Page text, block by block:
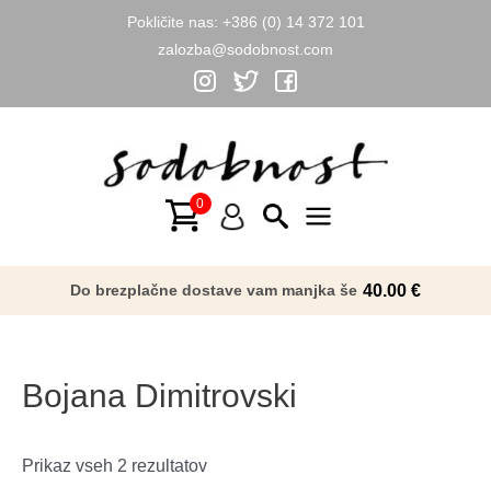
Pokličite nas: +386 (0) 14 372 101
zalozba@sodobnost.com
Menu
Do brezplačne dostave vam manjka še 40.00 €
Bojana Dimitrovski
Prikaz vseh 2 rezultatovRazvrščeno